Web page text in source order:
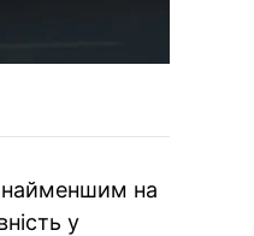
найменшим на
у